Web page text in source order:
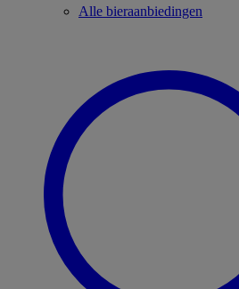
Alle bieraanbiedingen